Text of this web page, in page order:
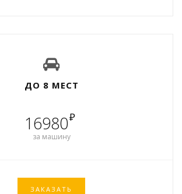
ДО 8 МЕСТ
16980₽
за машину
ЗАКАЗАТЬ